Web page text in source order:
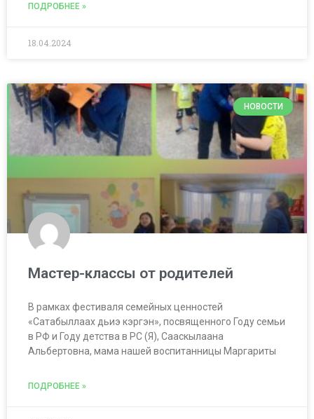
ПОДРОБНЕЕ »
18.04.2024
НОВОСТИ
Мастер-классы от родителей
В рамках фестиваля семейных ценностей
«Сатабыллаах дьиэ кэргэн», посвященного Году семьи
в РФ и Году детства в РС (Я), Сааскылаана
Альбертовна, мама нашей воспитанницы Маргариты
ПОДРОБНЕЕ »